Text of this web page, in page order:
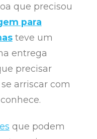
que precisou
para
teve um
entrega
precisar
arriscar com
que podem